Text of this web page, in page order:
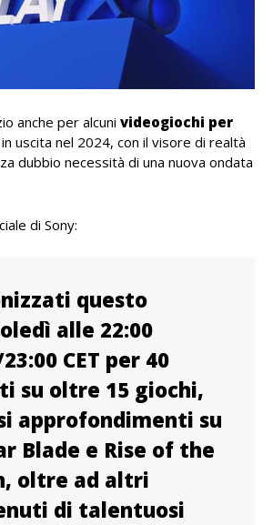
anche per alcuni videogiochi per
in uscita nel 2024, con il visore di realtà
dubbio necessità di una nuova ondata
di Sony:
questo
alle 22:00
CET per 40
su oltre 15 giochi,
approfondimenti su
Blade e Rise of the
oltre ad altri
di talentuosi